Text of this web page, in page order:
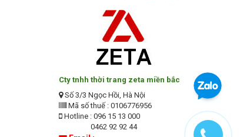
Cty tnhh thời trang zeta miền bắc
Số 3/3 Ngọc Hồi, Hà Nội
Mã số thuế : 0106776956
Hotline : 096 15 13 000
0462 92 92 44